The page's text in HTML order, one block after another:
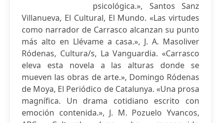
psicológica.», Santos Sanz
Villanueva, El Cultural, El Mundo. «Las virtudes
como narrador de Carrasco alcanzan su punto
más alto en Llévame a casa.», J. A. Masoliver
Ródenas, Cultura/s, La Vanguardia. «Carrasco
eleva esta novela a las alturas donde se
mueven las obras de arte.», Domingo Ródenas
de Moya, El Periódico de Catalunya. «Una prosa
magnífica. Un drama cotidiano escrito con
emoción contenida.», J. M. Pozuelo Yvancos,